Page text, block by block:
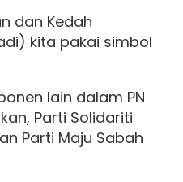
dan Kedah
kita pakai simbol
lain dalam PN
Parti Solidariti
Parti Maju Sabah